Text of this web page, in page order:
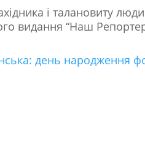
і талановиту
видання “Наш
день народження